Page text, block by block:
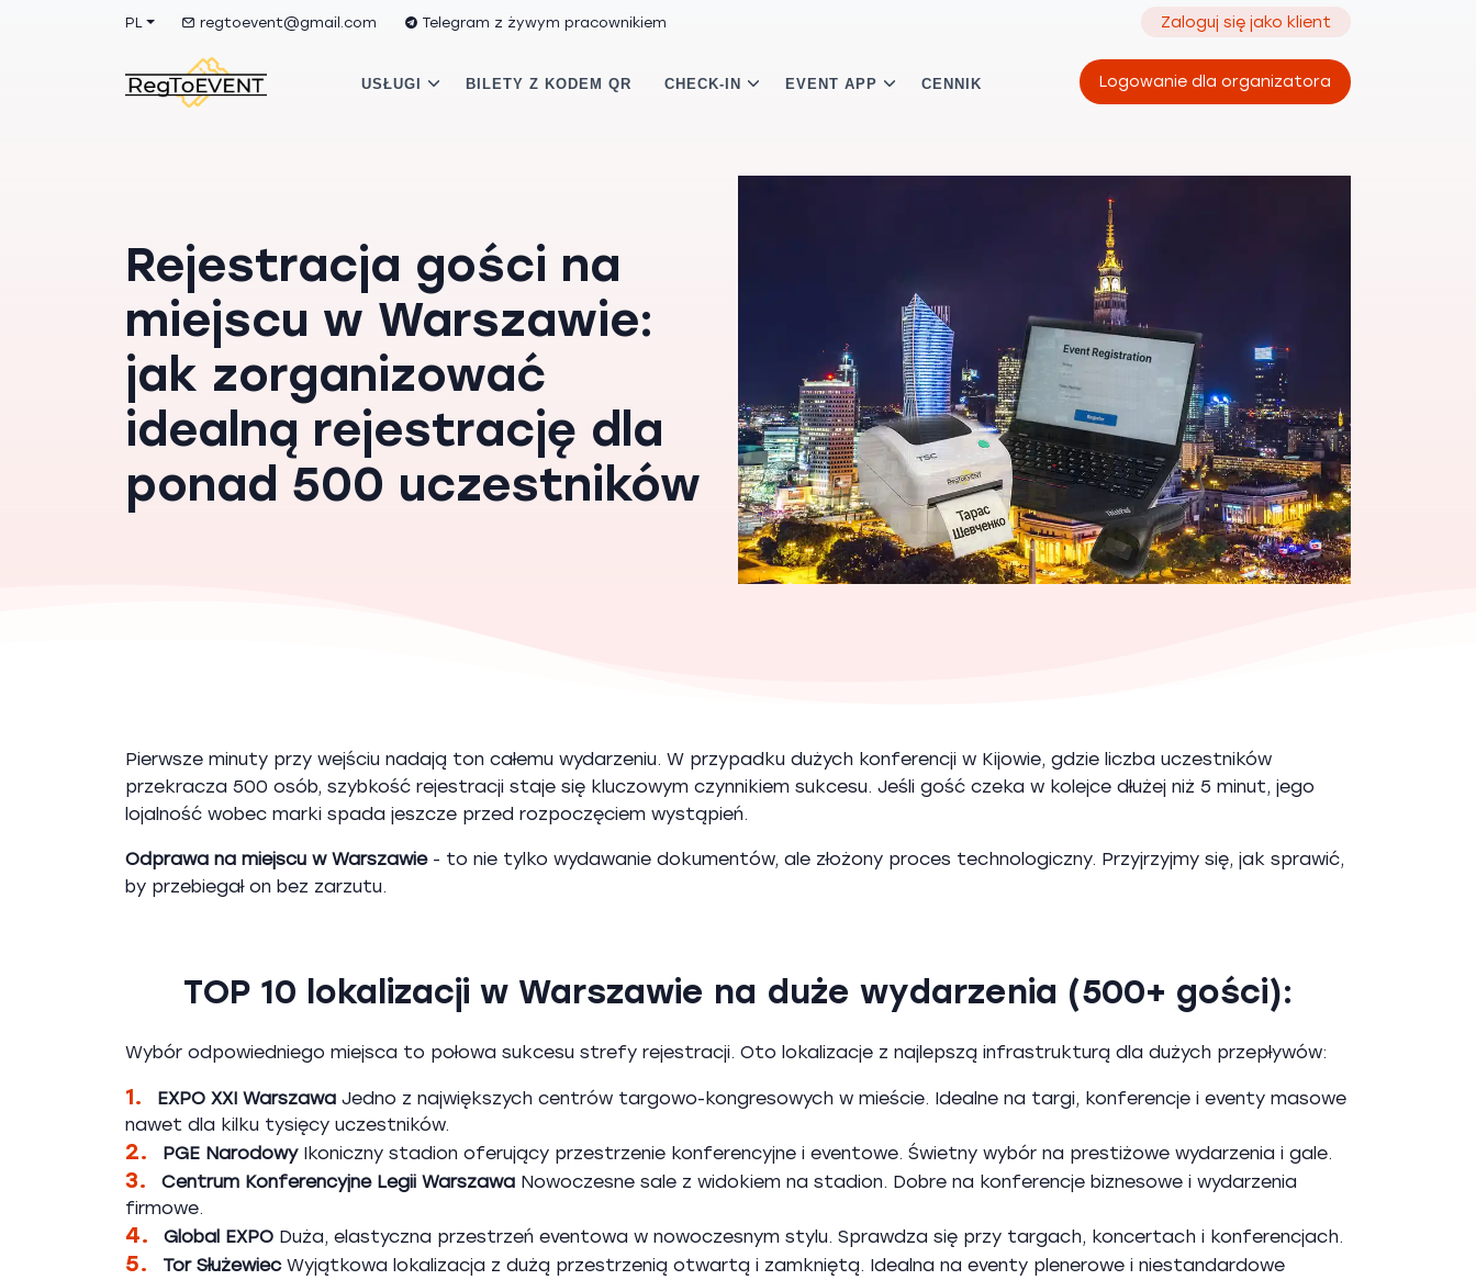
PL regtoevent@gmail.com Telegram z żywym pracownikiem Zaloguj się jako klient
Logowanie dla organizatora
USŁUGI BILETY Z KODEM QR CHECK-IN EVENT APP CENNIK
Rejestracja gości na
miejscu w Warszawie:
jak zorganizować
idealną rejestrację dla
ponad 500 uczestników
Pierwsze minuty przy wejściu nadają ton całemu wydarzeniu. W przypadku dużych konferencji w Kijowie, gdzie liczba uczestników
przekracza 500 osób, szybkość rejestracji staje się kluczowym czynnikiem sukcesu. Jeśli gość czeka w kolejce dłużej niż 5 minut, jego
lojalność wobec marki spada jeszcze przed rozpoczęciem wystąpień.
Odprawa na miejscu w Warszawie - to nie tylko wydawanie dokumentów, ale złożony proces technologiczny. Przyjrzyjmy się, jak sprawić,
by przebiegał on bez zarzutu.
TOP 10 lokalizacji w Warszawie na duże wydarzenia (500+ gości):
Wybór odpowiedniego miejsca to połowa sukcesu strefy rejestracji. Oto lokalizacje z najlepszą infrastrukturą dla dużych przepływów:
1. EXPO XXI Warszawa Jedno z największych centrów targowo-kongresowych w mieście. Idealne na targi, konferencje i eventy masowe
nawet dla kilku tysięcy uczestników.
2. PGE NarodowyIkoniczny stadion oferujący przestrzenie konferencyjne i eventowe. Świetny wybór na prestiżowe wydarzenia i gale.
3. Centrum Konferencyjne Legii Warszawa Nowoczesne sale z widokiem na stadion. Dobre na konferencje biznesowe i wydarzenia
firmowe.
4. Global EXPO Duża, elastyczna przestrzeń eventowa w nowoczesnym stylu. Sprawdza się przy targach, koncertach i konferencjach.
5. Tor SłużewiecWyjątkowa lokalizacja z dużą przestrzenią otwartą i zamkniętą. Idealna na eventy plenerowe i niestandardowe